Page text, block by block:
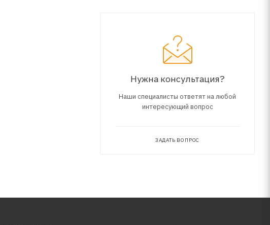
Нужна консультация?
Наши специалисты ответят на любой
интересующий вопрос
ЗАДАТЬ ВОПРОС